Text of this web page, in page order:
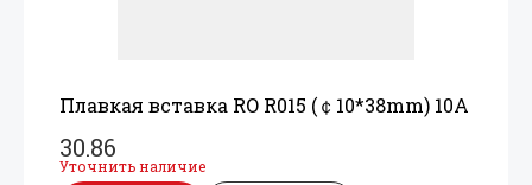
Плавкая вставка RO R015 (￠10*38mm) 10A
30.86
Уточнить наличие